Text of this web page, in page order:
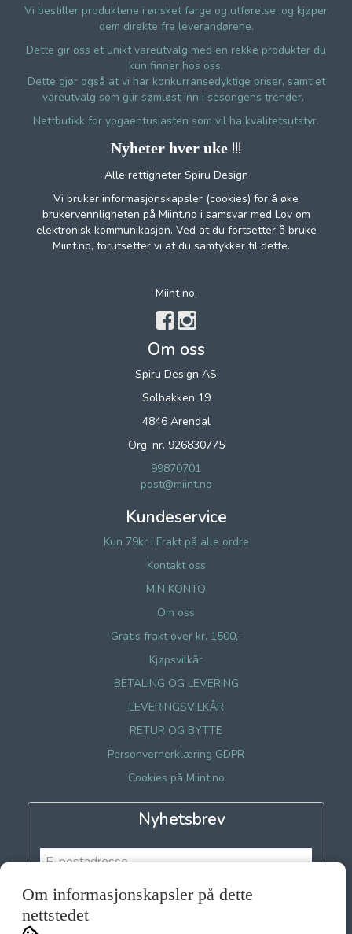
Vi bestiller produktene i ønsket farge og utførelse, og kjøper
dem direkte fra leverandørene.
Dette gir oss et unikt vareutvalg med en rekke produkter du
kun finner hos oss.
Dette gjør også at vi har konkurransedyktige priser, samt et
vareutvalg som glir sømløst inn i sesongens trender.
Nettbutikk for yogaentusiasten som vil ha kvalitetsutstyr.
Nyheter hver uke !!!
Alle rettigheter Spiru Design
Vi bruker informasjonskapsler (cookies) for å øke
brukervennligheten på Miint.no i samsvar med Lov om
elektronisk kommunikasjon. Ved at du fortsetter å bruke
Miint.no, forutsetter vi at du samtykker til dette.
Miint no.
Om oss
Spiru Design AS
Solbakken 19
4846 Arendal
Org. nr. 926830775
99870701
post@miint.no
Kundeservice
Kun 79kr i Frakt på alle ordre
Kontakt oss
MIN KONTO
Om oss
Gratis frakt over kr. 1500,-
Kjøpsvilkår
BETALING OG LEVERING
LEVERINGSVILKÅR
RETUR OG BYTTE
Personvernerklæring GDPR
Cookies på Miint.no
Nyhetsbrev
Om informasjonskapsler på dette
nettstedet